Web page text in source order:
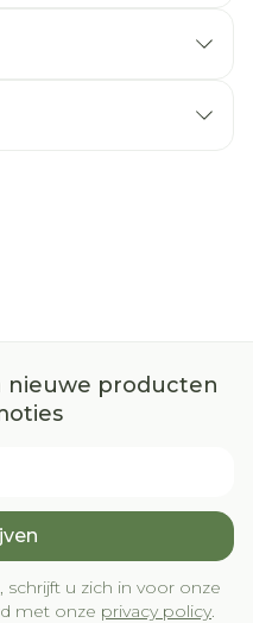
nieuwe producten
u zich in voor onze
met onze privacy policy.